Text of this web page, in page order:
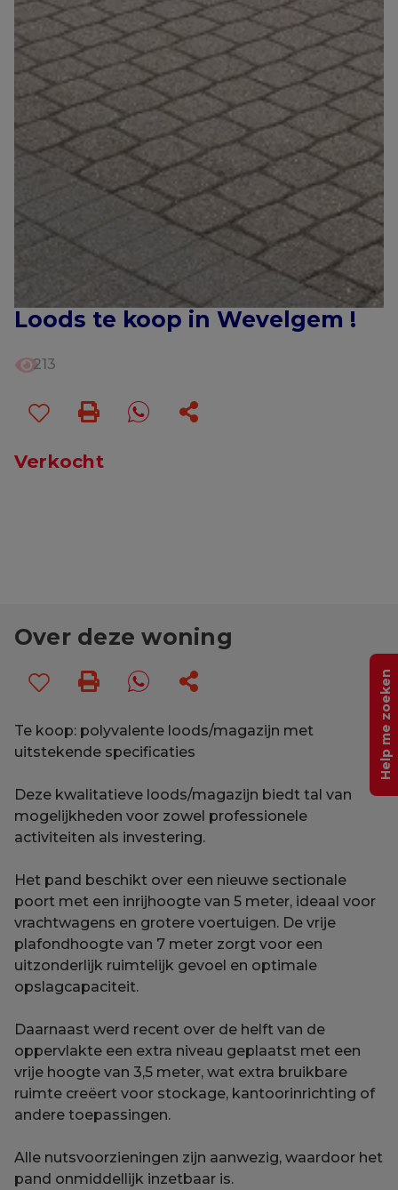
Loods te koop in Wevelgem !
213
Verkocht
Over deze woning
Te koop: polyvalente loods/magazijn met
uitstekende specificaties
Deze kwalitatieve loods/magazijn biedt tal van
mogelijkheden voor zowel professionele
activiteiten als investering.
Het pand beschikt over een nieuwe sectionale
poort met een inrijhoogte van 5 meter, ideaal voor
vrachtwagens en grotere voertuigen. De vrije
plafondhoogte van 7 meter zorgt voor een
uitzonderlijk ruimtelijk gevoel en optimale
opslagcapaciteit.
Daarnaast werd recent over de helft van de
oppervlakte een extra niveau geplaatst met een
vrije hoogte van 3,5 meter, wat extra bruikbare
ruimte creëert voor stockage, kantoorinrichting of
andere toepassingen.
Alle nutsvoorzieningen zijn aanwezig, waardoor het
pand onmiddellijk inzetbaar is.
Help me zoeken